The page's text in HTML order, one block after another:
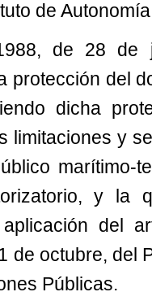
de
de 28 de
protección del
dicha
limitaciones y
marítimo-
y la
del
de octubre, del
Públicas.